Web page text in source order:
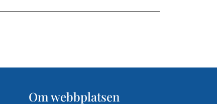
Om webbplatsen